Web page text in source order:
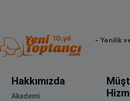
- Yenilik
Hakkımızda
Akademi